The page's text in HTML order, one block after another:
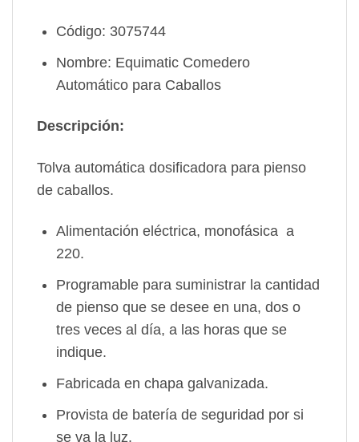
Código: 3075744
Nombre: Equimatic Comedero
Automático para Caballos
Descripción:
Tolva automática dosificadora para pienso
de caballos.
Alimentación eléctrica, monofásica a
220.
Programable para suministrar la cantidad
de pienso que se desee en una, dos o
tres veces al día, a las horas que se
indique.
Fabricada en chapa galvanizada.
Provista de batería de seguridad por si
se va la luz.